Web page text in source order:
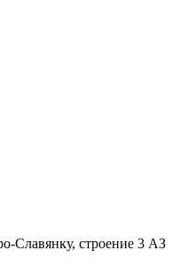
Славянку, строение 3 АЗ